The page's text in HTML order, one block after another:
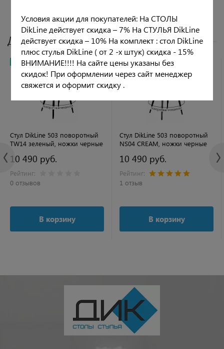
Другие цвета
НОВИНКА
Стул DikLine 503 поворотный
TW14 зеленый, ножки черные
10 490 руб.
Рейтинг:
0 отзывов
В корзину
РЕКОМЕНДУЕМ
Стул DikLine 503 поворотный
NS04 CREAM, ножки черные
10 490 руб.
Рейтинг:
1 отзыв
В корзину
Условия акции для покупателей: На СТОЛЫ
DikLine действует скидка – 7% На СТУЛЬЯ DikLine
действует скидка – 10% На комплект : стол DikLine
плюс стулья DikLine ( от 2 -х штук) скидка - 15%
ВНИМАНИЕ!!!! На сайте цены указаны без
скидок! При оформлении через сайт менеджер
свяжется и оформит скидку .